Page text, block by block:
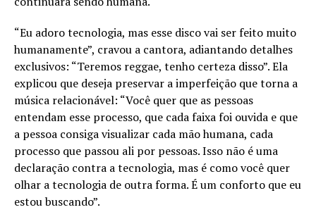
“Eu adoro tecnologia, mas esse disco vai ser feito muito
humanamente”, cravou a cantora, adiantando detalhes
exclusivos: “Teremos reggae, tenho certeza disso”. Ela
explicou que deseja preservar a imperfeição que torna a
música relacionável: “Você quer que as pessoas
entendam esse processo, que cada faixa foi ouvida e que
a pessoa consiga visualizar cada mão humana, cada
processo que passou ali por pessoas. Isso não é uma
declaração contra a tecnologia, mas é como você quer
olhar a tecnologia de outra forma. É um conforto que eu
estou buscando”.